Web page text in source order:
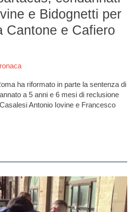
e Bidognetti per
Cantone e Cafiero
ha riformato in parte la sentenza di
a 5 anni e 6 mesi di reclusione
Antonio Iovine e Francesco